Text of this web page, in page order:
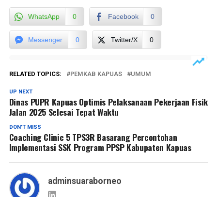
WhatsApp 0 Facebook 0
Messenger 0 Twitter/X 0
RELATED TOPICS: PEMKAB KAPUAS UMUM
UP NEXT
Dinas PUPR Kapuas Optimis Pelaksanaan Pekerjaan Fisik
Jalan 2025 Selesai Tepat Waktu
DON'T MISS
Coaching Clinic 5 TPS3R Basarang Percontohan
Implementasi SSK Program PPSP Kabupaten Kapuas
adminsuaraborneo